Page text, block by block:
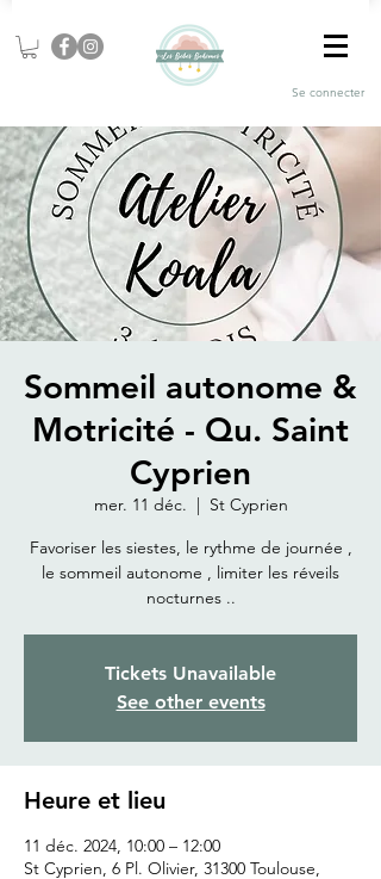
Se connecter
Sommeil autonome &
Motricité - Qu. Saint
Cyprien
mer. 11 déc.
  |
St Cyprien
Favoriser les siestes, le rythme de journée ,
le sommeil autonome , limiter les réveils
nocturnes ..
Tickets Unavailable
See other events
Heure et lieu
11 déc. 2024, 10:00 – 12:00
St Cyprien, 6 Pl. Olivier, 31300 Toulouse,